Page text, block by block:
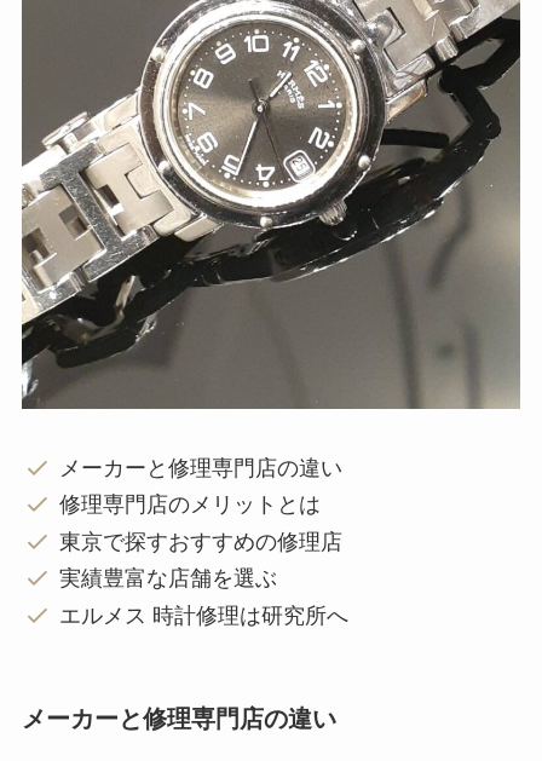
メーカーと修理専門店の違い
修理専門店のメリットとは
東京で探すおすすめの修理店
実績豊富な店舗を選ぶ
エルメス 時計修理は研究所へ
メーカーと修理専門店の違い